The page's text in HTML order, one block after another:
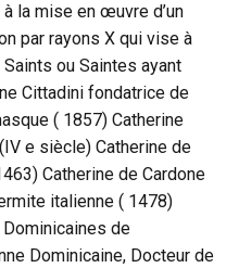
la mise en œuvre d’un
par rayons X qui vise à
ou Saintes ayant
Cittadini fondatrice de
( 1857) Catherine
e siècle) Catherine de
Catherine de Cardone
italienne ( 1478)
de
Dominicaine, Docteur de